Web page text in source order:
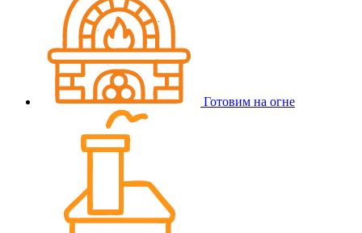
Готовим на огне